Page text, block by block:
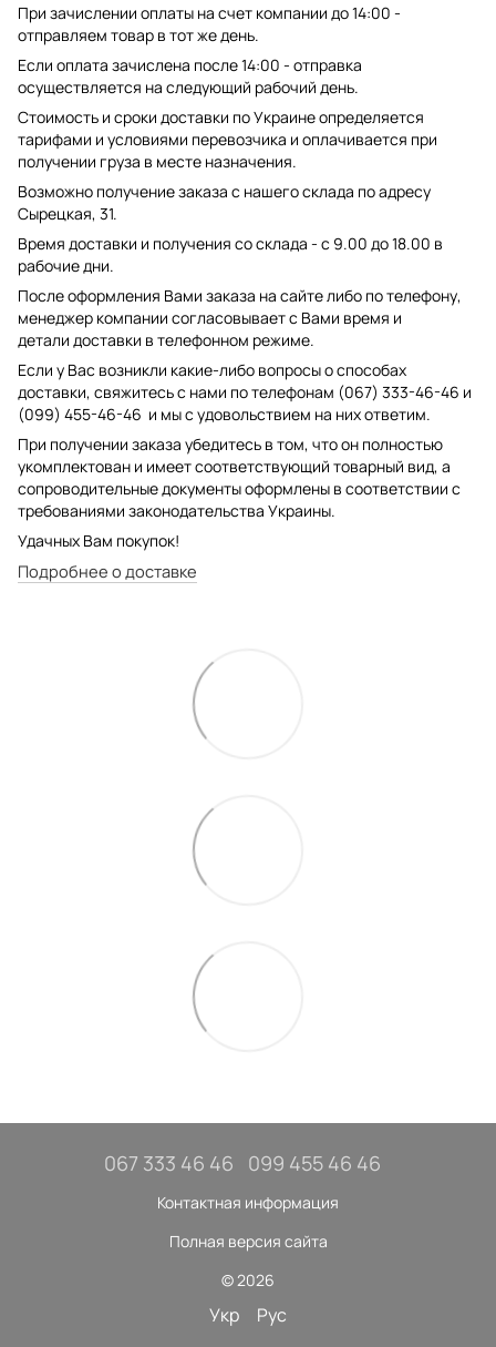
При зачислении оплаты на счет компании до 14:00 -
отправляем товар в тот же день.
Если оплата зачислена после 14:00 - отправка
осуществляется на следующий рабочий день.
Стоимость и сроки доставки по Украине определяется
тарифами и условиями перевозчика и оплачивается при
получении груза в месте назначения.
Возможно получение заказа с нашего склада по адресу
Сырецкая, 31.
Время доставки и получения со склада - с 9.00 до 18.00 в
рабочие дни.
После оформления Вами заказа на сайте либо по телефону,
менеджер компании согласовывает с Вами время и
детали доставки в телефонном режиме.
Если у Вас возникли какие-либо вопросы о способах
доставки, свяжитесь с нами по телефонам (067) 333-46-46 и
(099) 455-46-46 и мы с удовольствием на них ответим.
При получении заказа убедитесь в том, что он полностью
укомплектован и имеет соответствующий товарный вид, а
сопроводительные документы оформлены в соответствии с
требованиями законодательства Украины.
Удачных Вам покупок!
Подробнее о доставке
067 333 46 46 099 455 46 46
Контактная информация
Полная версия сайта
© 2026
Укр Рус